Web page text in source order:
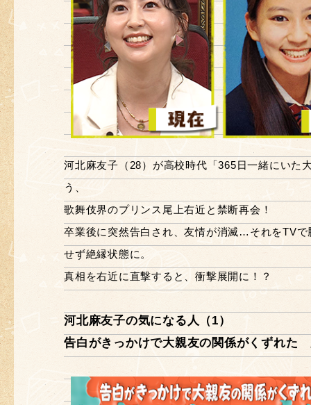
河北麻友子（28）が高校時代「365日一緒にいた
う、
歌舞伎界のプリンス尾上右近と禁断再会！
卒業後に突然告白され、友情が消滅…それをTVで
せず絶縁状態に。
真相を右近に直撃すると、衝撃展開に！？
河北麻友子の気になる人（1）
告白がきっかけで大親友の関係がくずれた